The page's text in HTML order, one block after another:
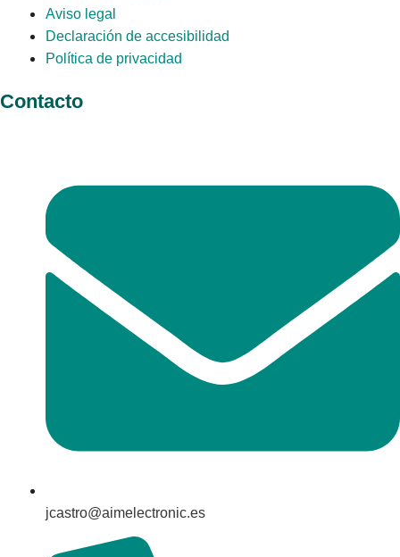
Aviso legal
Declaración de accesibilidad
Política de privacidad
Contacto
jcastro@aimelectronic.es